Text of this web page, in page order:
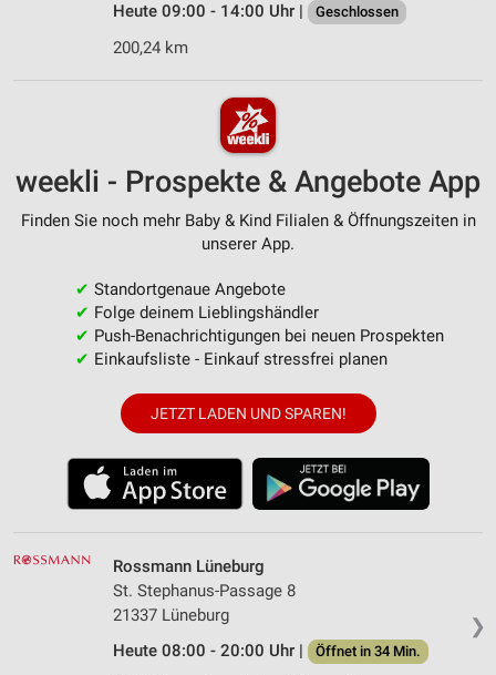
Heute 09:00 - 14:00 Uhr |
Geschlossen
200,24 km
weekli - Prospekte & Angebote App
Finden Sie noch mehr Baby & Kind Filialen & Öffnungszeiten in
unserer App.
✔ Standortgenaue Angebote
✔ Folge deinem Lieblingshändler
✔ Push-Benachrichtigungen bei neuen Prospekten
✔ Einkaufsliste - Einkauf stressfrei planen
JETZT LADEN UND SPAREN!
❯
Rossmann Lüneburg
St. Stephanus-Passage 8
21337 Lüneburg
Heute 08:00 - 20:00 Uhr |
Öffnet in 34 Min.